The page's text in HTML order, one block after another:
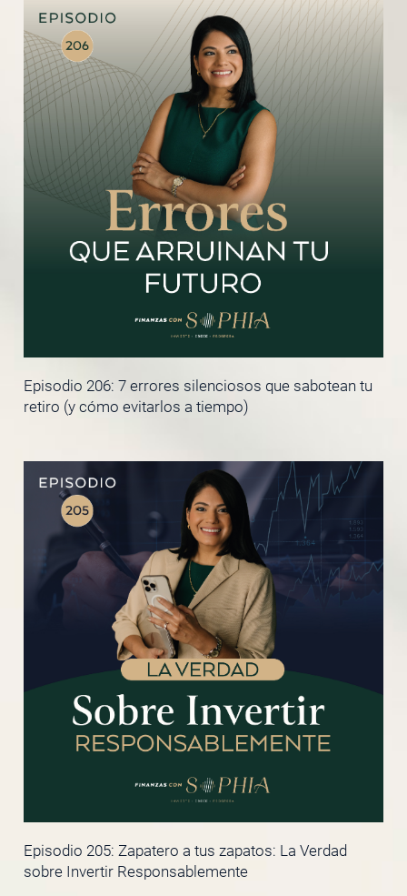
Episodio 206: 7 errores silenciosos que sabotean tu
retiro (y cómo evitarlos a tiempo)
Episodio 205: Zapatero a tus zapatos: La Verdad
sobre Invertir Responsablemente